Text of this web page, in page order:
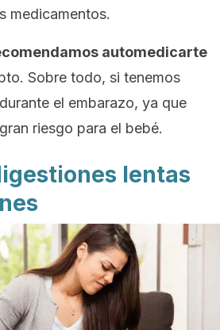
medicamentos.
automedicarte
Sobre todo, si tenemos
el embarazo, ya que
riesgo para el bebé.
lentas